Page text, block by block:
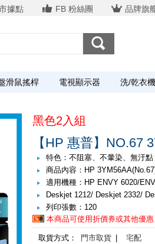
據點 FB 粉絲團 品牌旗
滑鼠搖桿 電視顯示器 洗/乾衣機
黑色2入組
【HP 惠普】NO.67
特色：不阻塞、不暈染、無汙點
商品內容：HP
適用機種：HP ENVY 6020/
Deskjet 1212/ Deskjet 2332/
列印張數：120
本商品可使用折價券或其他優惠
取貨方式： 門市取貨
宅配